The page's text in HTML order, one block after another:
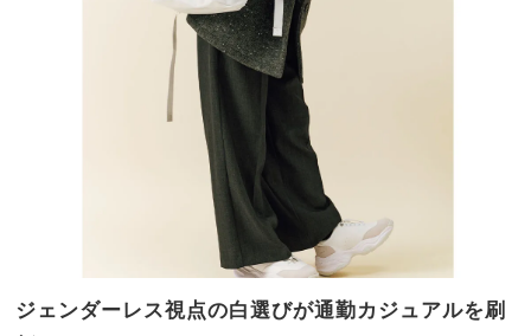
ジェンダーレス視点の白選びが通勤カジュアルを刷